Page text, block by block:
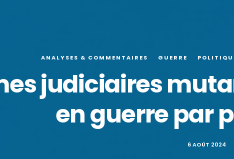
ANALYSES & COMMENTAIRES GUERRE
judiciaires
en guerre par
6 AOÛT 2024